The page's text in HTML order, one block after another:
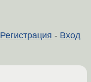
Регистрация - Вход